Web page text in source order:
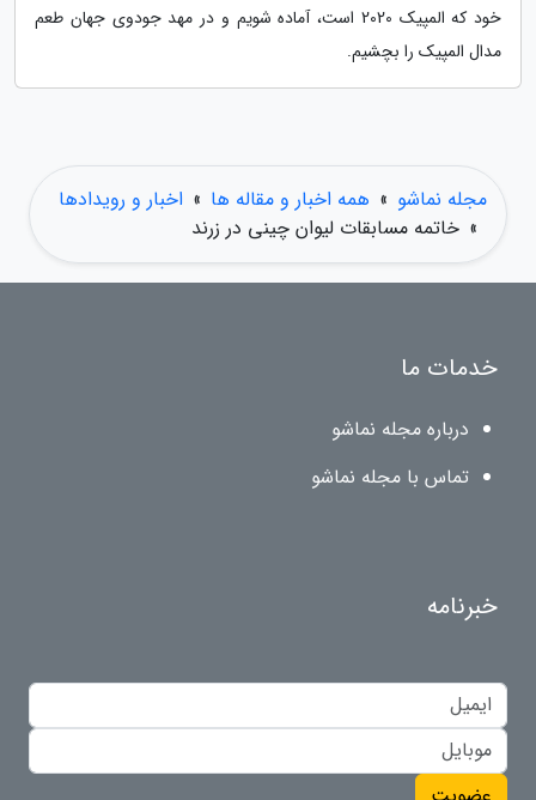
خود که المپیک 2020 است، آماده شویم و در مهد جودوی جهان طعم
مدال المپیک را بچشیم.
مجله نماشو » همه اخبار و مقاله ها » اخبار و رویدادها
» خاتمه مسابقات لیوان چینی در زرند
خدمات ما
درباره مجله نماشو
تماس با مجله نماشو
خبرنامه